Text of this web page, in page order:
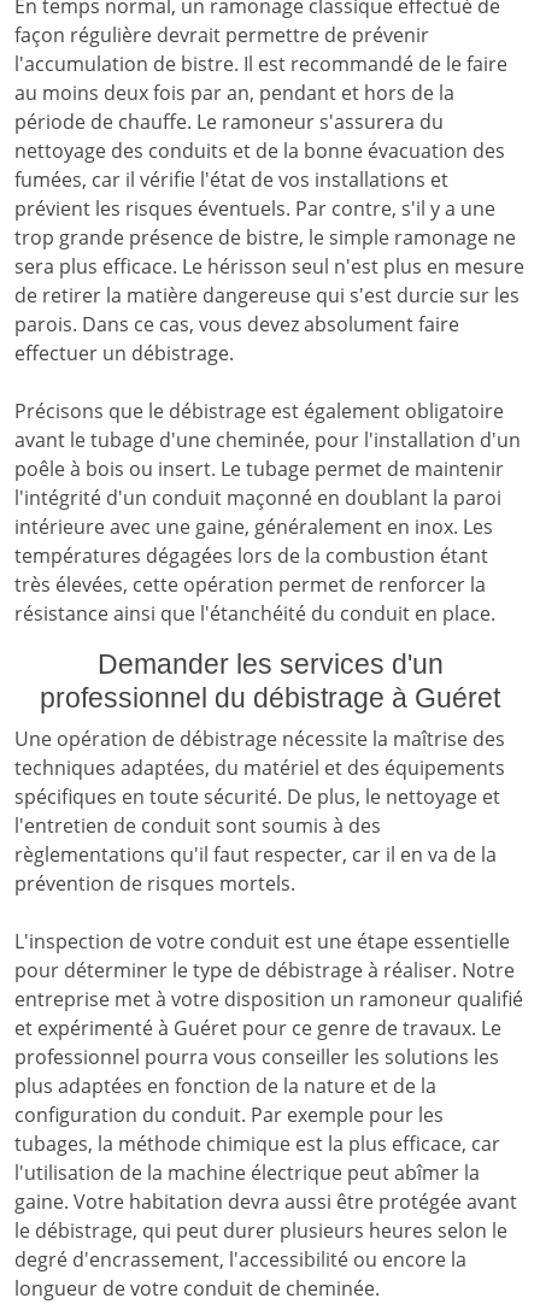
En temps normal, un ramonage classique effectué de
façon régulière devrait permettre de prévenir
l'accumulation de bistre. Il est recommandé de le faire
au moins deux fois par an, pendant et hors de la
période de chauffe. Le ramoneur s'assurera du
nettoyage des conduits et de la bonne évacuation des
fumées, car il vérifie l'état de vos installations et
prévient les risques éventuels. Par contre, s'il y a une
trop grande présence de bistre, le simple ramonage ne
sera plus efficace. Le hérisson seul n'est plus en mesure
de retirer la matière dangereuse qui s'est durcie sur les
parois. Dans ce cas, vous devez absolument faire
effectuer un débistrage.
Précisons que le débistrage est également obligatoire
avant le tubage d'une cheminée, pour l'installation d'un
poêle à bois ou insert. Le tubage permet de maintenir
l'intégrité d'un conduit maçonné en doublant la paroi
intérieure avec une gaine, généralement en inox. Les
températures dégagées lors de la combustion étant
très élevées, cette opération permet de renforcer la
résistance ainsi que l'étanchéité du conduit en place.
Demander les services d'un
professionnel du débistrage à Guéret
Une opération de débistrage nécessite la maîtrise des
techniques adaptées, du matériel et des équipements
spécifiques en toute sécurité. De plus, le nettoyage et
l'entretien de conduit sont soumis à des
règlementations qu'il faut respecter, car il en va de la
prévention de risques mortels.
L'inspection de votre conduit est une étape essentielle
pour déterminer le type de débistrage à réaliser. Notre
entreprise met à votre disposition un ramoneur qualifié
et expérimenté à Guéret pour ce genre de travaux. Le
professionnel pourra vous conseiller les solutions les
plus adaptées en fonction de la nature et de la
configuration du conduit. Par exemple pour les
tubages, la méthode chimique est la plus efficace, car
l'utilisation de la machine électrique peut abîmer la
gaine. Votre habitation devra aussi être protégée avant
le débistrage, qui peut durer plusieurs heures selon le
degré d'encrassement, l'accessibilité ou encore la
longueur de votre conduit de cheminée.